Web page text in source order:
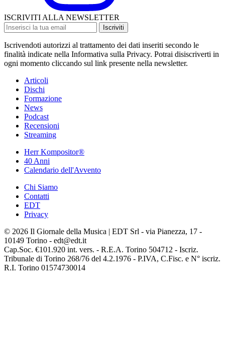
ISCRIVITI ALLA NEWSLETTER
Iscriviti
Iscrivendoti autorizzi al trattamento dei dati inseriti secondo le
finalità indicate nella Informativa sulla Privacy. Potrai disiscriverti in
ogni momento cliccando sul link presente nella newsletter.
Articoli
Dischi
Formazione
News
Podcast
Recensioni
Streaming
Herr Kompositor®
40 Anni
Calendario dell'Avvento
Chi Siamo
Contatti
EDT
Privacy
© 2026 Il Giornale della Musica | EDT Srl - via Pianezza, 17 -
10149 Torino - edt@edt.it
Cap.Soc. €101.920 int. vers. - R.E.A. Torino 504712 - Iscriz.
Tribunale di Torino 268/76 del 4.2.1976 - P.IVA, C.Fisc. e N° iscriz.
R.I. Torino 01574730014